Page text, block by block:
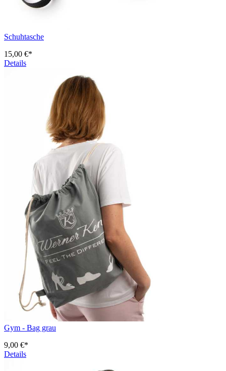
Schuhtasche
15,00 €*
Details
Gym - Bag grau
9,00 €*
Details